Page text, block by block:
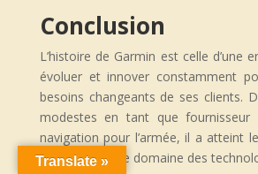
Conclusion
L’histoire de Garmin est celle d’une
évoluer et innover constamment
besoins changeants de ses clients.
modestes en tant que fournisseur
navigation pour l’armée, il a atteint
mondial dans le domaine des
Translate »